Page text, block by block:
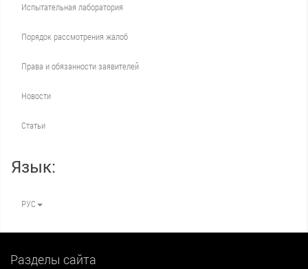
Испытательная лаборатория
Порядок рассмотрения жалоб
Права и обязанности заявителей
Новости
Статьи
Язык:
РУС
Разделы сайта